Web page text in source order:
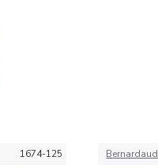
1674-125 Bernardaud